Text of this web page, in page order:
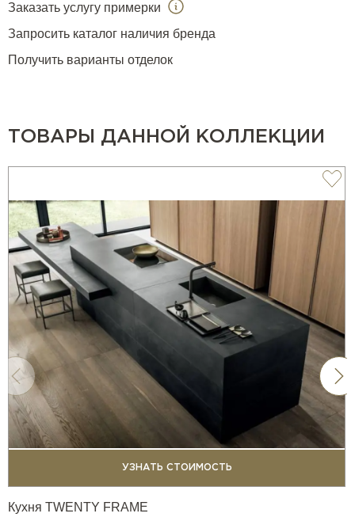
Заказать услугу примерки
Запросить каталог наличия бренда
Получить варианты отделок
ТОВАРЫ ДАННОЙ КОЛЛЕКЦИИ
УЗНАТЬ СТОИМОСТЬ
Кухня TWENTY FRAME